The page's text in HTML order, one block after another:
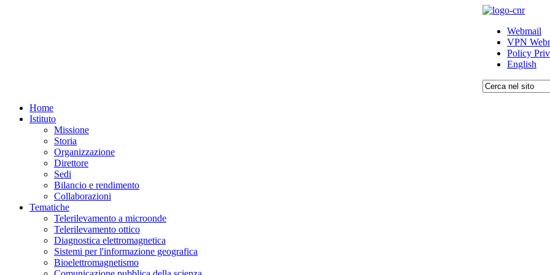
Webmail
VPN
Policy
English
Home
Istituto
Missione
Storia
Organizzazione
Direttore
Sedi
Bilancio e rendimento
Collaborazioni
Tematiche
Telerilevamento a microonde
Telerilevamento ottico
Diagnostica elettromagnetica
Sistemi per l'informazione geografica
Bioelettromagnetismo